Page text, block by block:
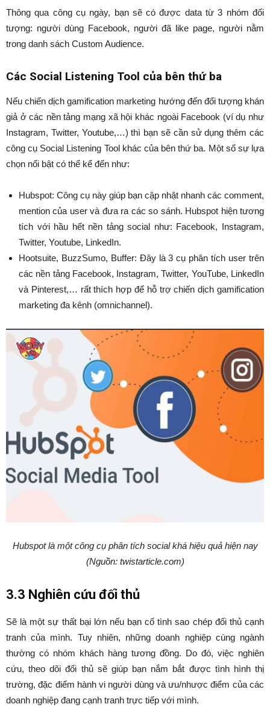
Thông qua công cụ ngày, bạn sẽ có được data từ 3 nhóm đối
tượng: người dùng Facebook, người đã like page, người nằm
trong danh sách Custom Audience.
Các Social Listening Tool của bên thứ ba
Nếu chiến dịch gamification marketing hướng đến đối tượng khán
giả ở các nền tảng mạng xã hội khác ngoài Facebook (ví dụ như
Instagram, Twitter, Youtube,…) thì bạn sẽ cần sử dụng thêm các
công cụ Social Listening Tool khác của bên thứ ba. Một số sự lựa
chọn nổi bật có thể kể đến như:
Hubspot: Công cụ này giúp bạn cập nhật nhanh các comment,
mention của user và đưa ra các so sánh. Hubspot hiện tương
tích với hầu hết nền tảng social như: Facebook, Instagram,
Twitter, Youtube, LinkedIn.
Hootsuite, BuzzSumo, Buffer: Đây là 3 cụ phân tích user trên
các nền tảng Facebook, Instagram, Twitter, YouTube, LinkedIn
và Pinterest,… rất thích hợp để hỗ trợ chiến dịch gamification
marketing đa kênh (omnichannel).
Hubspot là một công cụ phân tích social khá hiệu quả hiện nay
(Nguồn: twistarticle.com)
3.3 Nghiên cứu đối thủ
Sẽ là một sự thất bại lớn nếu bạn cố tình sao chép đối thủ cạnh
tranh của mình. Tuy nhiên, những doanh nghiệp cùng ngành
thường có nhóm khách hàng tương đồng. Do đó, việc nghiên
cứu, theo dõi đối thủ sẽ giúp bạn nắm bắt được tình hình thị
trường, đặc điểm hành vi người dùng và ưu/nhược điểm của các
doanh nghiệp đang cạnh tranh trực tiếp với mình.